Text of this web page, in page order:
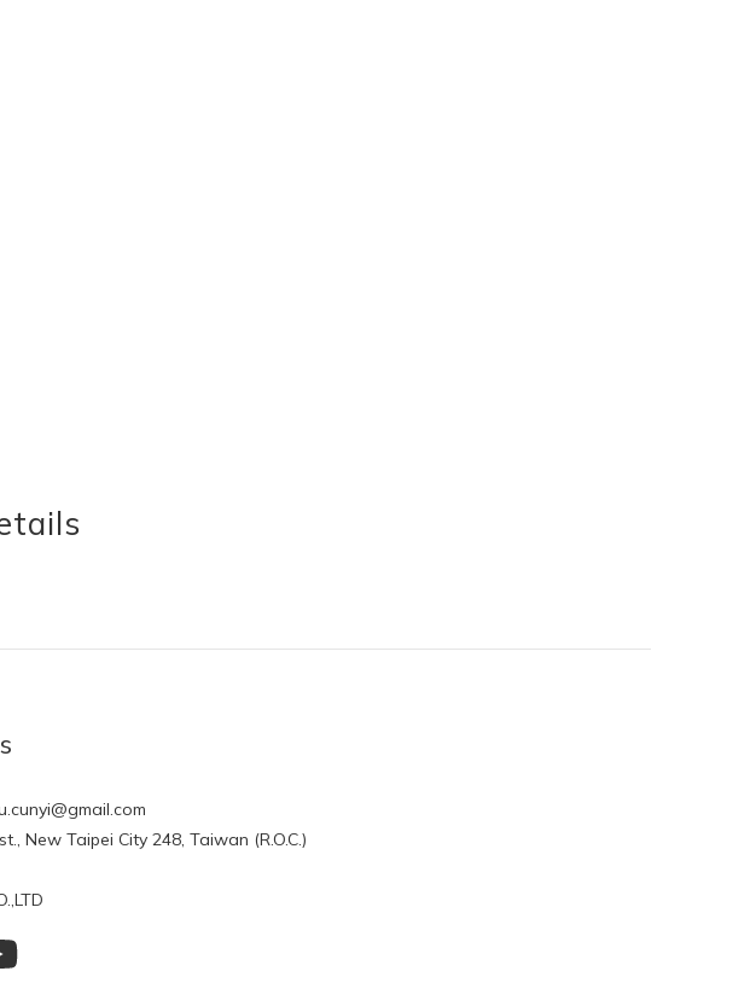
New Taipei City 248, Taiwan (R.O.C.)